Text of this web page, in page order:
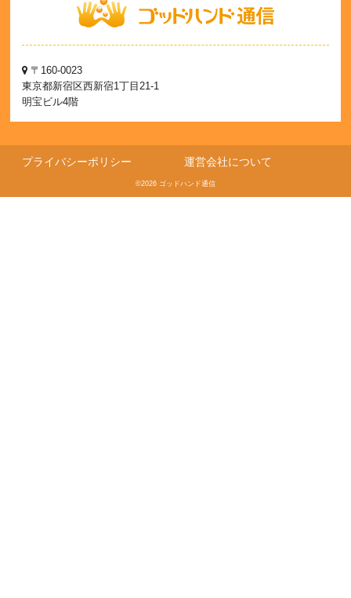
〒160-0023
東京都新宿区西新宿1丁目21-1
明宝ビル4階
プライバシーポリシー 運営会社について
©2026 ゴッドハンド通信